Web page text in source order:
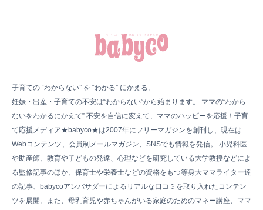
子育ての “わからない” を “わかる” にかえる。
妊娠・出産・子育ての不安は“わからない”から始まります。 ママの“わから
ないをわかるにかえて” 不安を自信に変えて、ママのハッピーを応援！子育
て応援メディア★babyco★は2007年にフリーマガジンを創刊し、現在は
Webコンテンツ、会員制メールマガジン、SNSでも情報を発信。 小児科医
や助産師、教育や子どもの発達、心理などを研究している大学教授などによ
る監修記事のほか、保育士や栄養士などの資格をもつ等身大ママライター達
の記事、babycoアンバサダーによるリアルな口コミを取り入れたコンテン
ツを展開。また、母乳育児や赤ちゃんがいる家庭のためのマネー講座、ママ